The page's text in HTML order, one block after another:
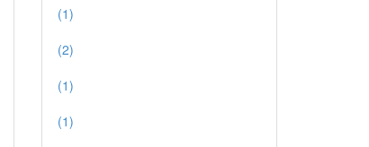
(1)
(2)
(1)
(1)